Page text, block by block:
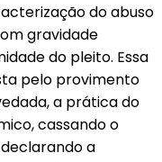
do abuso
gravidade
do pleito. Essa
pelo provimento
a prática do
cassando o
a